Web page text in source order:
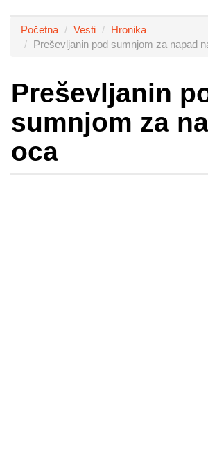
Početna Vesti
Hronika
Preševljanin pod sumnjom za napad
Preševljanin
sumnjom za
oca